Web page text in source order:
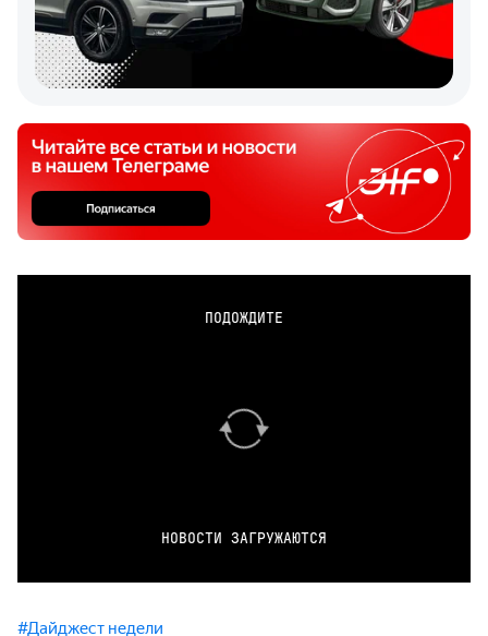
ПОДОЖДИТЕ
НОВОСТИ ЗАГРУЖАЮТСЯ
#Дайджест недели